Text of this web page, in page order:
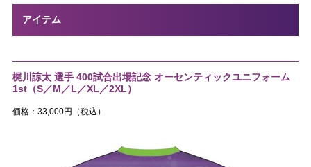
アイテム
梶川諒太 選手 400試合出場記念 オーセンティックユニフォーム
1st（S／M／L／XL／2XL）
価格：33,000円（税込）